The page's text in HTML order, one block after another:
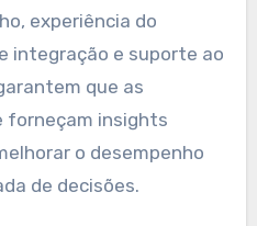
experiência do
integração e suporte ao
que as
forneçam insights
o desempenho
de decisões.